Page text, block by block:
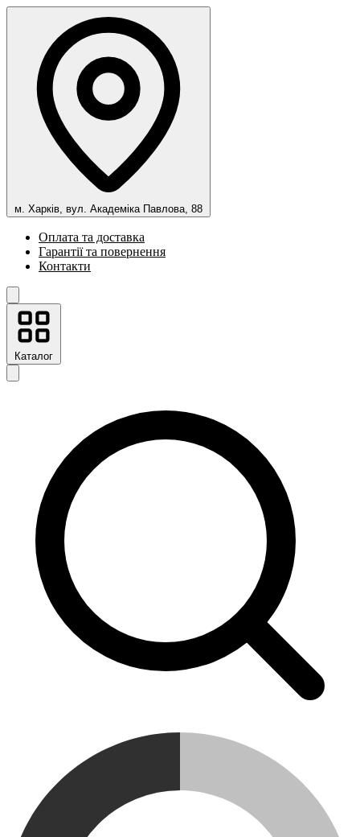
м. Харків, вул. Академіка Павлова, 88
Оплата та доставка
Гарантії та повернення
Контакти
Каталог